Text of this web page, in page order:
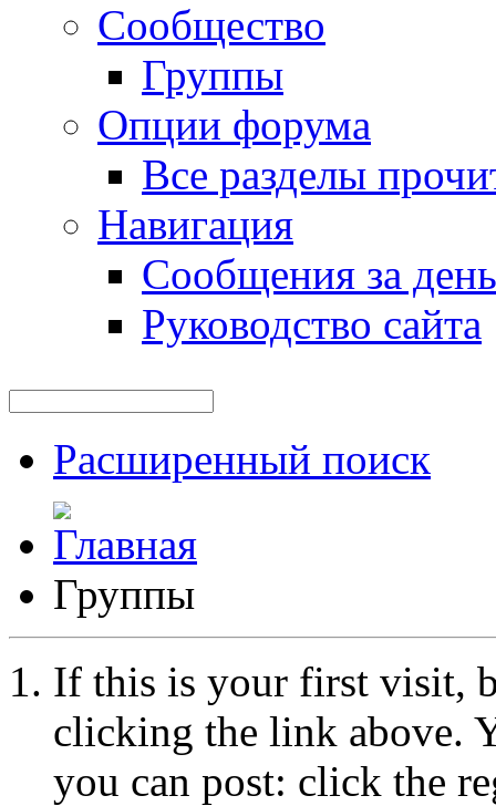
Сообщество
Группы
Опции форума
Все разделы
Навигация
Сообщения за день
Руководство сайта
Расширенный поиск
Группы
If this is your first visit,
clicking the link above.
you can post: click the